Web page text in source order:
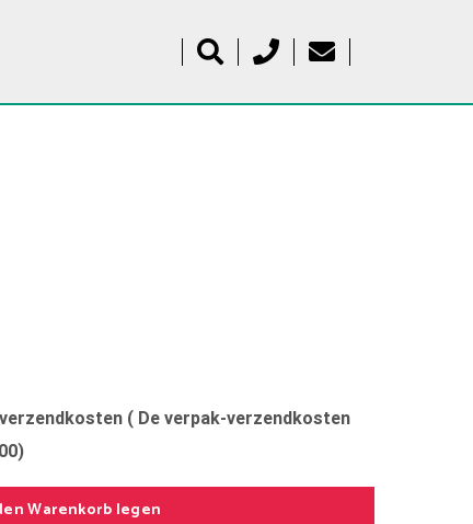
( De verpak-verzendkosten
Warenkorb legen